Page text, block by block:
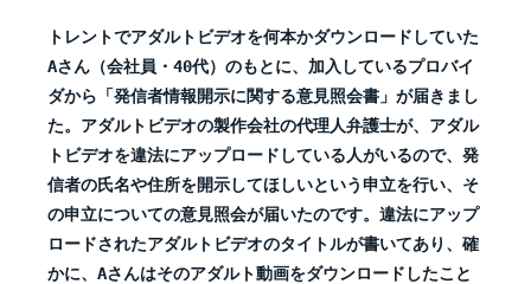
トレントでアダルトビデオを何本かダウンロードしていた
Aさん（会社員・40代）のもとに、加入しているプロバイ
ダから「発信者情報開示に関する意見照会書」が届きまし
た。アダルトビデオの製作会社の代理人弁護士が、アダル
トビデオを違法にアップロードしている人がいるので、発
信者の氏名や住所を開示してほしいという申立を行い、そ
の申立についての意見照会が届いたのです。違法にアップ
ロードされたアダルトビデオのタイトルが書いてあり、確
かに、Aさんはそのアダルト動画をダウンロードしたこと